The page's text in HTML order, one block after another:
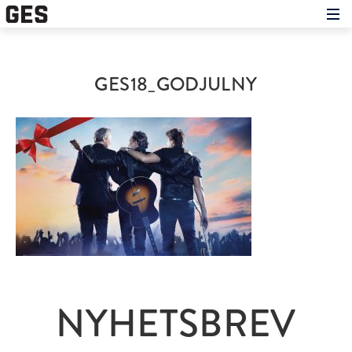
Historien om GES
GES18_GODJULNY
NYHETSBREV